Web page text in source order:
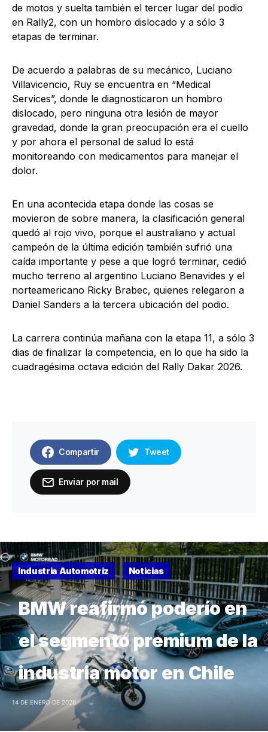
de motos y suelta también el tercer lugar del podio
en Rally2, con un hombro dislocado y a sólo 3
etapas de terminar.
De acuerdo a palabras de su mecánico, Luciano
Villavicencio, Ruy se encuentra en “Medical
Services”, donde le diagnosticaron un hombro
dislocado, pero ninguna otra lesión de mayor
gravedad, donde la gran preocupación era el cuello
y por ahora el personal de salud lo está
monitoreando con medicamentos para manejar el
dolor.
En una acontecida etapa donde las cosas se
movieron de sobre manera, la clasificación general
quedó al rojo vivo, porque el australiano y actual
campeón de la última edición también sufrió una
caída importante y pese a que logró terminar, cedió
mucho terreno al argentino Luciano Benavides y el
norteamericano Ricky Brabec, quienes relegaron a
Daniel Sanders a la tercera ubicación del podio.
La carrera continúa mañana con la etapa 11, a sólo 3
dias de finalizar la competencia, en lo que ha sido la
cuadragésima octava edición del Rally Dakar 2026.
Compartir Tweet
Enviar por mail
Industria Automotriz Noticias
BMW reafirmó poderío en
el segmento premium de la
industria motor en Chile
14 DE ENERO DE 2026